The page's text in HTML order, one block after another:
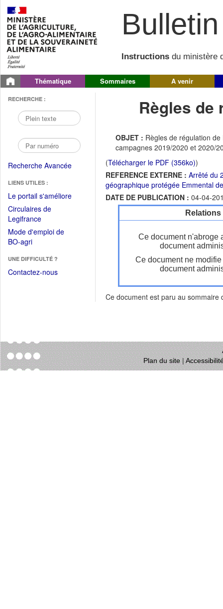
Instructions du ministère
Thématique Sommaires A venir
RECHERCHE :
Recherche Avancée
LIENS UTILES :
Le portail s'améliore(Fichier
Circulaires de
Legifrance(Ouvrir
dans
une
fenêtre)
Mode d'emploi de
BO-agri(Ouvrir
une
nouvelle
UNE DIFFICULTÉ ?
Contactez-nous
Règles de
OBJET : Règles de régulation
campagnes 2019/2020 et 2020/
(Télécharger le PDF (356ko))
REFERENCE EXTERNE : Arrêté du
géographique protégée Emmental
DATE DE PUBLICATION : 04-04-
Ce document n'abroge
document
Ce document ne
document
Ce document est paru au sommaire
Plan du site|